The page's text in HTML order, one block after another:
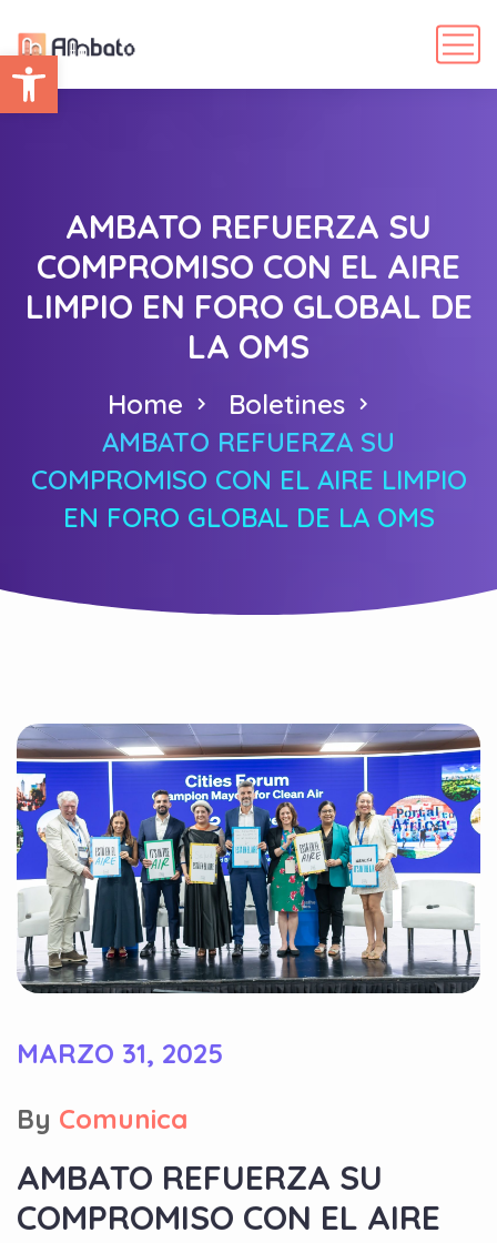
Abrir barra de herramientas
AMBATO REFUERZA SU
COMPROMISO CON EL AIRE
LIMPIO EN FORO GLOBAL DE
LA OMS
Home
Boletines
AMBATO REFUERZA SU
COMPROMISO CON EL AIRE LIMPIO
EN FORO GLOBAL DE LA OMS
MARZO 31, 2025
By Comunica
AMBATO REFUERZA SU
COMPROMISO CON EL AIRE